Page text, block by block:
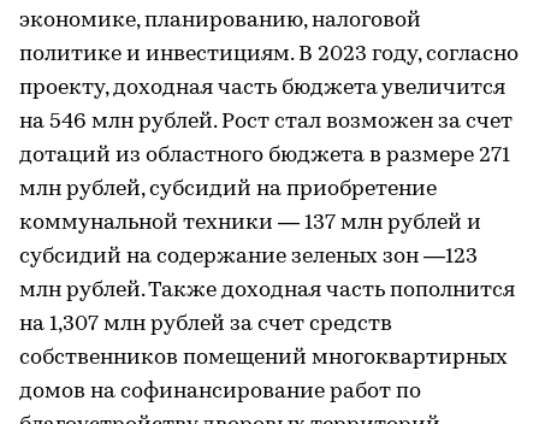
экономике, планированию, налоговой
политике и инвестициям. В 2023 году, согласно
проекту, доходная часть бюджета увеличится
на 546 млн рублей. Рост стал возможен за счет
дотаций из областного бюджета в размере 271
млн рублей, субсидий на приобретение
коммунальной техники — 137 млн рублей и
субсидий на содержание зеленых зон —123
млн рублей. Также доходная часть пополнится
на 1,307 млн рублей за счет средств
собственников помещений многоквартирных
домов на софинансирование работ по